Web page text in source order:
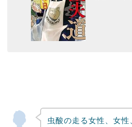
虫酸の走る女性、女性